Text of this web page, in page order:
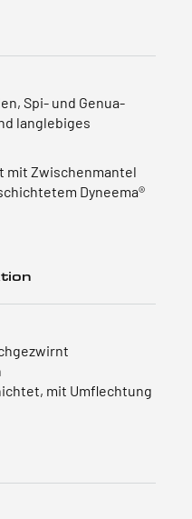
Spi- und Genua-
langlebiges
mit Zwischenmantel
Dyneema®
mit Umflechtung